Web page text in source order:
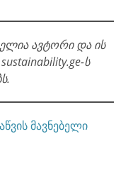
ავტორი და ის
ს
მავნებელი